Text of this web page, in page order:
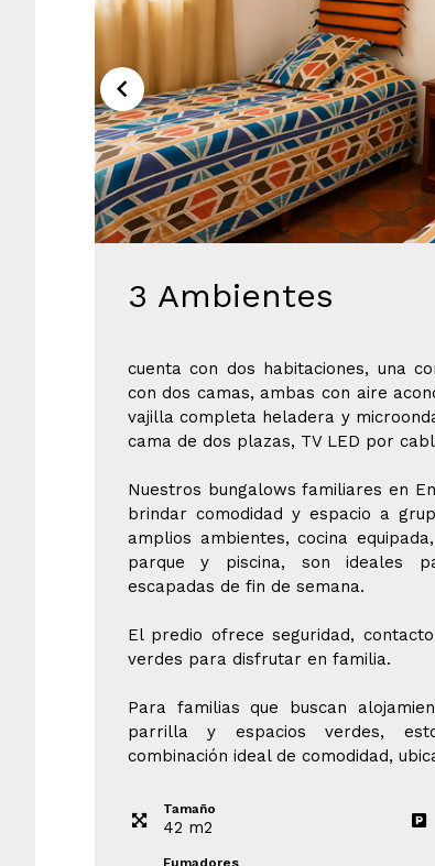
3 Ambientes
cuenta con dos habitaciones, una
con dos camas, ambas con aire
vajilla completa heladera y
cama de dos plazas, TV LED por
Nuestros bungalows familiares en
brindar comodidad y espacio a
amplios ambientes, cocina
parque y piscina, son ideales
escapadas de fin de semana.
El predio ofrece seguridad,
verdes para disfrutar en familia.
Para familias que buscan
parrilla y espacios verdes,
combinación ideal de comodidad,
Tamaño
42 m2
Fumadores